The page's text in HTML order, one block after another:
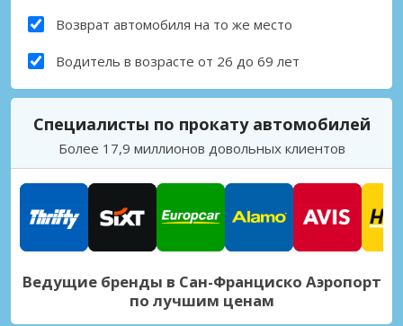
Возврат автомобиля на то же место
Водитель в возрасте от 26 до 69 лет
Специалисты по прокату автомобилей
Более 17,9 миллионов довольных клиентов
Ведущие бренды в Сан-Франциско Аэропорт
по лучшим ценам